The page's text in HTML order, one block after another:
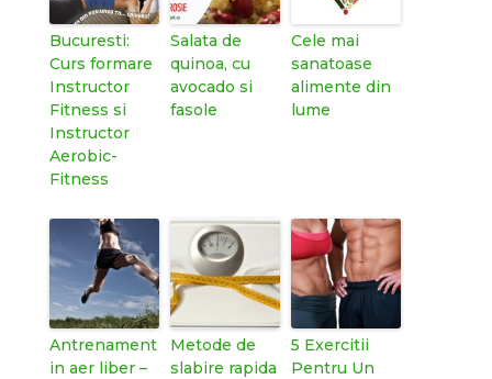
Bucuresti:
Curs formare
Instructor
Fitness si
Instructor
Aerobic-
Fitness
Salata de
quinoa, cu
avocado si
fasole
Cele mai
sanatoase
alimente din
lume
Antrenament
in aer liber –
Metode de
slabire rapida
5 Exercitii
Pentru Un